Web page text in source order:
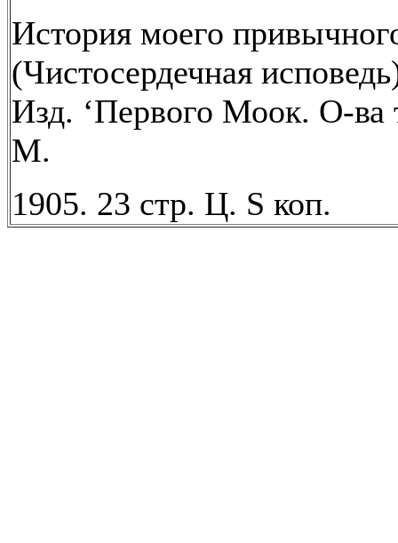
История моего
(Чистосердечная
Изд. ‘Первого Моок. О-ва
М.
1905. 23 стр. Ц. S коп.